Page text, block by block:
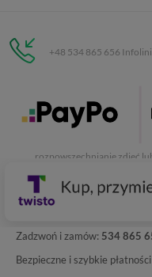
Zadzwoń i zamów: 534 865
Bezpieczne i szybkie płatności
+48 534 865 656
C.H. Respan, Rejtana
35-326 Rzeszów
rozpowszechnianie zdjęć